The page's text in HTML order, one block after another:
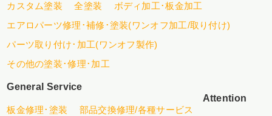
カスタム塗装 全塗装
ボディ加工･板金加工
エアロパーツ修理･補修･塗装(ワンオフ加工/取り付け)
パーツ取り付け･加工(ワンオフ製作)
その他の塗装･修理･加工
General Service
板金修理･塗装 部品交換修理/各種サービス
Attention